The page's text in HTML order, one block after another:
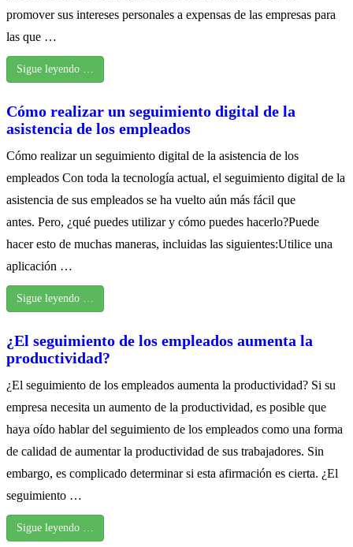
promover sus intereses personales a expensas de las empresas para
las que …
Sigue leyendo …
Cómo realizar un seguimiento digital de la
asistencia de los empleados
Cómo realizar un seguimiento digital de la asistencia de los
empleados Con toda la tecnología actual, el seguimiento digital de la
asistencia de sus empleados se ha vuelto aún más fácil que
antes. Pero, ¿qué puedes utilizar y cómo puedes hacerlo?Puede
hacer esto de muchas maneras, incluidas las siguientes:Utilice una
aplicación …
Sigue leyendo …
¿El seguimiento de los empleados aumenta la
productividad?
¿El seguimiento de los empleados aumenta la productividad? Si su
empresa necesita un aumento de la productividad, es posible que
haya oído hablar del seguimiento de los empleados como una forma
de calidad de aumentar la productividad de sus trabajadores. Sin
embargo, es complicado determinar si esta afirmación es cierta. ¿El
seguimiento …
Sigue leyendo …